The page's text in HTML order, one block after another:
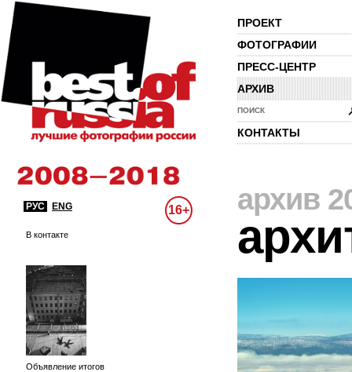
ПРОЕКТ
ФОТОГРАФИИ
ПРЕСС-ЦЕНТР
АРХИВ
ПОИСК
КОНТАКТЫ
РУС ENG 16+
В контакте
Объявление итогов
архив